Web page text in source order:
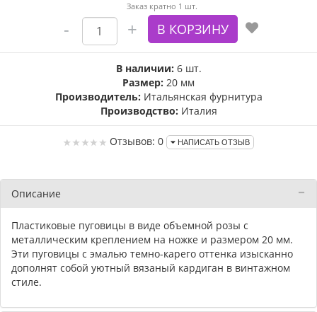
Заказ кратно 1 шт.
В наличии: 6 шт.
Размер: 20 мм
Производитель: Итальянская фурнитура
Производство: Италия
Отзывов: 0 НАПИСАТЬ ОТЗЫВ
Описание
Пластиковые пуговицы в виде объемной розы с
металлическим креплением на ножке и размером 20 мм.
Эти пуговицы с эмалью темно-карего оттенка изысканно
дополнят собой уютный вязаный кардиган в винтажном
стиле.